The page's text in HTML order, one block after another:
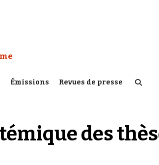
:
Émissions Revues de presse
des